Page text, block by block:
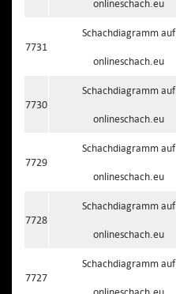
onlineschach.eu
7731
Schachdiagramm auf
onlineschach.eu
7730
Schachdiagramm auf
onlineschach.eu
7729
Schachdiagramm auf
onlineschach.eu
7728
Schachdiagramm auf
onlineschach.eu
7727
Schachdiagramm auf